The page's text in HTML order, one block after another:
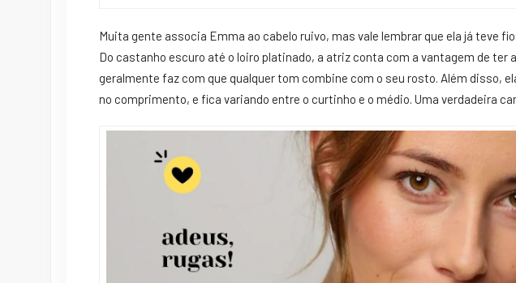
Muita gente associa Emma ao cabelo ruivo, mas vale lembrar que ela já teve
Do castanho escuro até o loiro platinado, a atriz conta com a vantagem de ter
geralmente faz com que qualquer tom combine com o seu rosto. Além disso,
no comprimento, e fica variando entre o curtinho e o médio. Uma verdadeira